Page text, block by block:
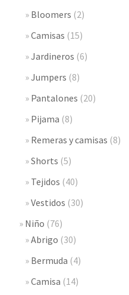
Bloomers (2)
Camisas (15)
Jardineros (6)
Jumpers (8)
Pantalones (20)
Pijama (8)
Remeras y camisas (8)
Shorts (5)
Tejidos (40)
Vestidos (30)
Niño (76)
Abrigo (30)
Bermuda (4)
Camisa (14)